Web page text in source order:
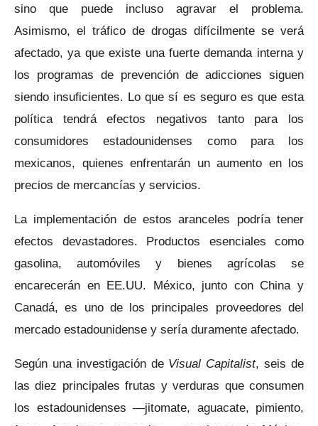
sino que puede incluso agravar el problema.
Asimismo, el tráfico de drogas difícilmente se verá
afectado, ya que existe una fuerte demanda interna y
los programas de prevención de adicciones siguen
siendo insuficientes. Lo que sí es seguro es que esta
política tendrá efectos negativos tanto para los
consumidores estadounidenses como para los
mexicanos, quienes enfrentarán un aumento en los
precios de mercancías y servicios.
La implementación de estos aranceles podría tener
efectos devastadores. Productos esenciales como
gasolina, automóviles y bienes agrícolas se
encarecerán en EE.UU. México, junto con China y
Canadá, es uno de los principales proveedores del
mercado estadounidense y sería duramente afectado.
Según una investigación de Visual Capitalist, seis de
las diez principales frutas y verduras que consumen
los estadounidenses —jitomate, aguacate, pimiento,